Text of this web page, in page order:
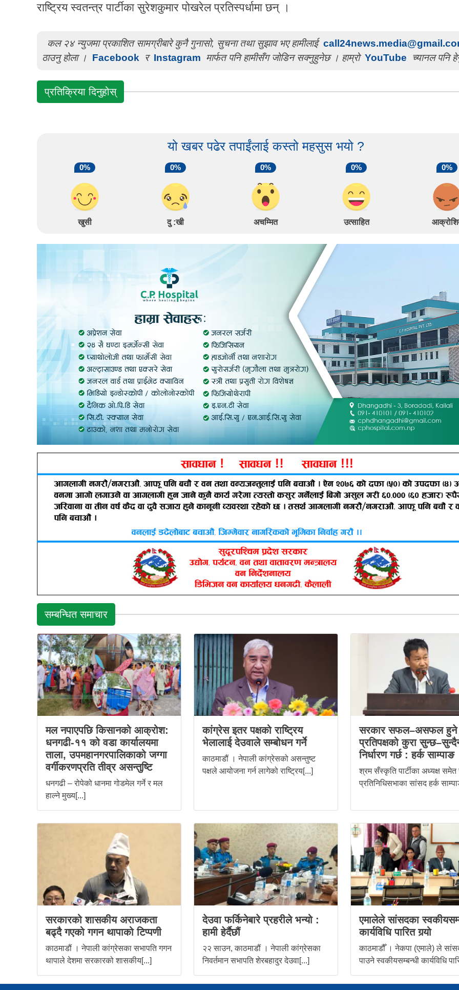
राष्ट्रिय स्वतन्त्र पार्टीका सुरेशकुमार पोखरेल प्रतिस्पर्धामा छन् ।
कल २४ न्युजमा प्रकाशित सामग्रीबारे कुनै गुनासो, सुचना तथा सुझाव भए हामीलाई
ठाउनु होला ।
Facebook र Instagram मार्फत पनि हामीसँग जोडिन सक्नुहुनेछ । हाम्रो YouTube च्यानल पनि
प्रतिक्रिया दिनुहोस्
यो खबर पढेर तपाईंलाई कस्तो महसुस भयो ?
0%
खुसी
0%
दु :खी
0%
अचम्मित
0%
उत्साहित
0%
सम्बन्धित समाचार
मल नपाएपछि किसानको आक्रोश:
धनगढी-११ को वडा कार्यालयमा
ताला, उपमहानगरपालिकाको जग्गा
वर्गीकरणप्रति तीव्र असन्तुष्टि
धनगढी – रोपेको धानमा गोडमेल गर्ने र मल
हाल्ने मुख्य[...]
कांग्रेस इतर पक्षको राष्ट्रिय
भेलालाई देउवाले सम्बोधन गर्ने
काठमाडौं । नेपाली कांग्रेसको असन्तुष्ट
पक्षले आयोजना गर्न लागेको राष्ट्रिय[...]
सरकार सफल–असफल हुने
प्रतिपक्षको कुरा
निर्धारण गर्छ : हर्क साम्पाङ
श्रम सँस्कृति पार्टीका अध्यक्ष समेत
प्रतिनिधिसभाका सांसद हर्क
सरकारको शासकीय अराजकता
बढ्दै गएको गगन थापाको टिप्पणी
काठमाडौं । नेपाली कांग्रेसका सभापति गगन
थापाले देशमा सरकारको शासकीय[...]
देउवा फर्किनेबारे प्रहरीले भन्यो :
हामी हेर्दैछौं
२२ साउन, काठमाडौं । नेपाली कांग्रेसका
निवर्तमान सभापति शेरबहादुर देउवा[...]
एमालेले सांसदका
कार्यविधि पारित गर्‍यो
काठमाडौँ । नेकपा (एमाले) ले
पाउने स्वकीयसम्बन्धी कार्यविधि